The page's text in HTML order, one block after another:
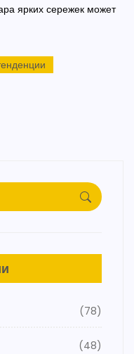
ярких сережек может
(78)
(48)